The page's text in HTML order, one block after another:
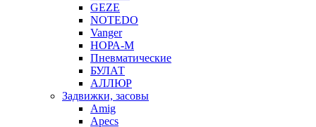
GEZE
NOTEDO
Vanger
НОРА-М
Пневматические
БУЛАТ
АЛЛЮР
Задвижки, засовы
Amig
Apecs